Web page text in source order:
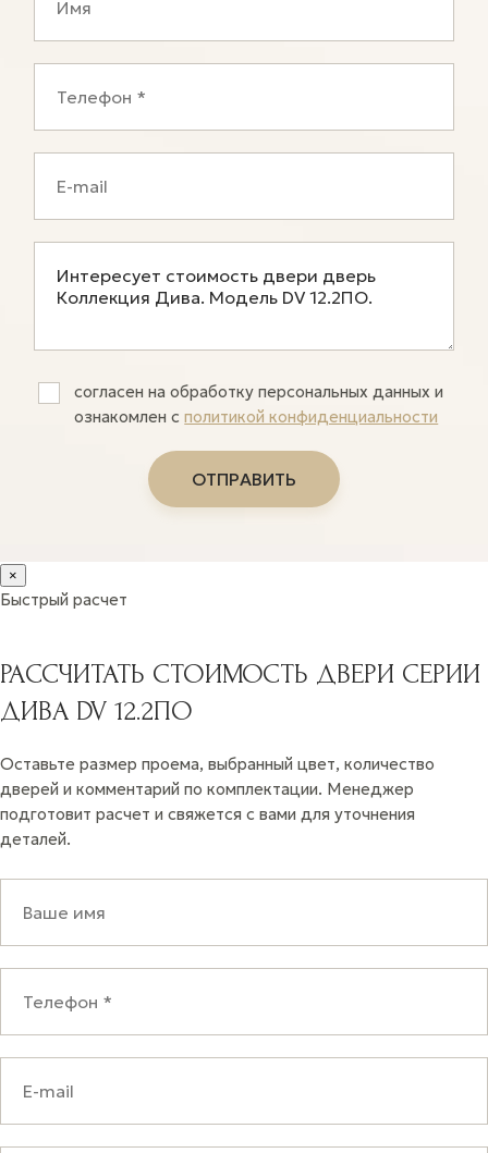
согласен на обработку персональных данных и
ознакомлен cполитикой конфиденциальности
×
Быстрый расчет
РАССЧИТАТЬ СТОИМОСТЬ ДВЕРИ СЕРИИ
ДИВА DV 12.2ПО
Оставьте размер проема, выбранный цвет, количество
дверей и комментарий по комплектации. Менеджер
подготовит расчет и свяжется с вами для уточнения
деталей.